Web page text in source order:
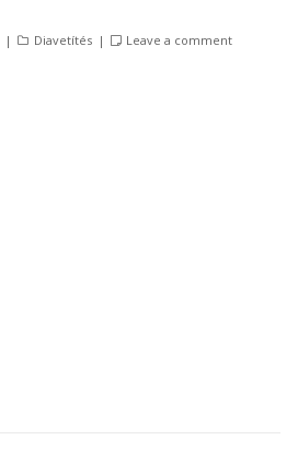
Categories
Diavetítés Leave a comment